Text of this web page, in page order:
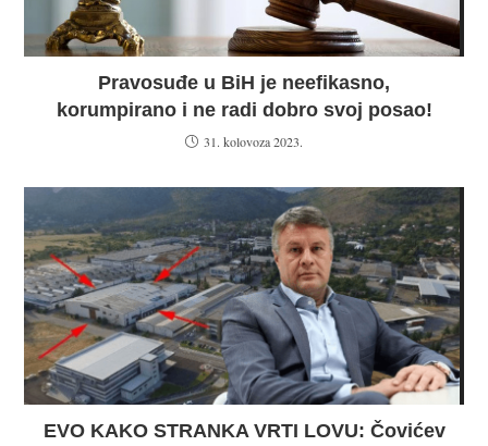
Pravosuđe u BiH je neefikasno,
korumpirano i ne radi dobro svoj posao!
31. kolovoza 2023.
EVO KAKO STRANKA VRTI LOVU: Čovićev